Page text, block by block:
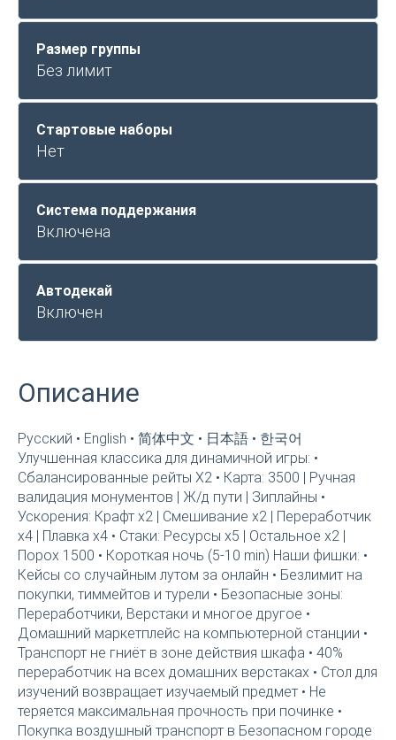
Размер группы
Без лимит
Стартовые наборы
Нет
Система поддержания
Включена
Автодекай
Включен
Описание
Русский • English • 简体中文 • 日本語 • 한국어
Улучшенная классика для динамичной игры: •
Сбалансированные рейты X2 • Карта: 3500 | Ручная
валидация монументов | Ж/д пути | Зиплайны •
Ускорения: Крафт x2 | Смешивание x2 | Переработчик
x4 | Плавка x4 • Стаки: Ресурсы x5 | Остальное x2 |
Порох 1500 • Короткая ночь (5-10 min) Наши фишки: •
Кейсы со случайным лутом за онлайн • Безлимит на
покупки, тиммейтов и турели • Безопасные зоны:
Переработчики, Верстаки и многое другое •
Домашний маркетплейс на компьютерной станции •
Транспорт не гниёт в зоне действия шкафа • 40%
переработчик на всех домашних верстаках • Стол для
изучений возвращает изучаемый предмет • Не
теряется максимальная прочность при починке •
Покупка воздушный транспорт в Безопасном городе